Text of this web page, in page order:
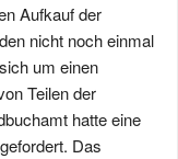
Aufkauf der
nicht noch einmal
um einen
Teilen der
hatte eine
Das